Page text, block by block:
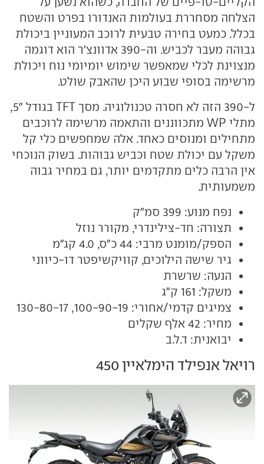
הצלחה מסחררת בעולמות האנדורו בפרט והשטח
בכלל. כמעט בחירה טבעית לרוכב המעוניין ביכולת
גבוהה מעבר לכביש. וה-390 אדוונצ'ר הוא דוגמה
מנצוינת לכלי שמאפשר שימוש יומיומי נוח ויכולת
מרשימה בסופי שבוע היכן שהאבק שולט.
ל-390 הזה לא חסרה טכנולוגיה. מסך TFT בגודל "5,
מתלי WP מתכווננים והתאמה מרשימה לרוכבים
מתחילים ומנוסים כאחד. אלה שמחפשים כלי קל
משקל עם יכולת שטח וכביש גבוהות. בשוק הנוכחי
אין הרבה כלים מתקדמים יותר, גם במחיר גבוה
משמעותית.
נפח מנוע: 399 סמ"ק
תצורה: חד-צילינדרי, מקורר נוזל
הספק/מומנט מרבי: 44 כ"ס, 4.0 קג"מ
גיר שישה הילוכים, קוויקשיפטר דו-כיווני
הנעה: שרשרת
משקל: 161 ק"ג
צמיגים קדמי/אחורי: 100-90-19, 130-80-17
מחיר: 42 אלף שקלים
יבואנית: ד.ל.ב
רויאל אנפילד הימלאיין 450